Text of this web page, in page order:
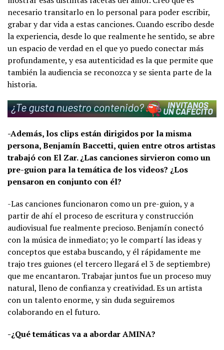
necesario transitarlo en lo personal para poder escribir,
grabar y dar vida a estas canciones. Cuando escribo desde
la experiencia, desde lo que realmente he sentido, se abre
un espacio de verdad en el que yo puedo conectar más
profundamente, y esa autenticidad es la que permite que
también la audiencia se reconozca y se sienta parte de la
historia.
-Además, los clips están dirigidos por la misma
persona, Benjamín Baccetti, quien entre otros artistas
trabajó con El Zar. ¿Las canciones sirvieron como un
pre-guion para la temática de los videos? ¿Los
pensaron en conjunto con él?
-Las canciones funcionaron como un pre-guion, y a
partir de ahí el proceso de escritura y construcción
audiovisual fue realmente precioso. Benjamín conectó
con la música de inmediato; yo le compartí las ideas y
conceptos que estaba buscando, y él rápidamente me
trajo tres guiones (el tercero llegará el 3 de septiembre)
que me encantaron. Trabajar juntos fue un proceso muy
natural, lleno de confianza y creatividad. Es un artista
con un talento enorme, y sin duda seguiremos
colaborando en el futuro.
-¿Qué temáticas va a abordar AMINA?